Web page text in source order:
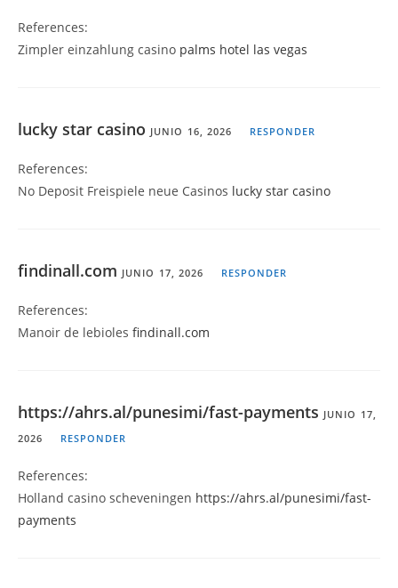
References:
Zimpler einzahlung casino palms hotel las vegas
lucky star casino JUNIO 16, 2026 RESPONDER
References:
No Deposit Freispiele neue Casinos lucky star casino
findinall.com JUNIO 17, 2026 RESPONDER
References:
Manoir de lebioles findinall.com
https://ahrs.al/punesimi/fast-payments JUNIO 17,
2026
RESPONDER
References:
Holland casino scheveningen https://ahrs.al/punesimi/fast-
payments